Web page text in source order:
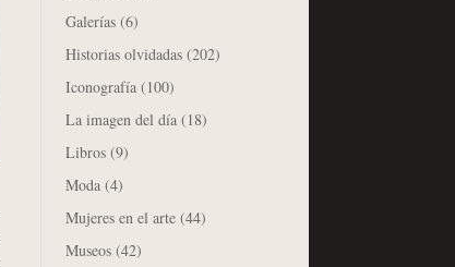
Galerías (6)
Historias olvidadas (202)
Iconografía (100)
La imagen del día (18)
Libros (9)
Moda (4)
Mujeres en el arte (44)
Museos (42)